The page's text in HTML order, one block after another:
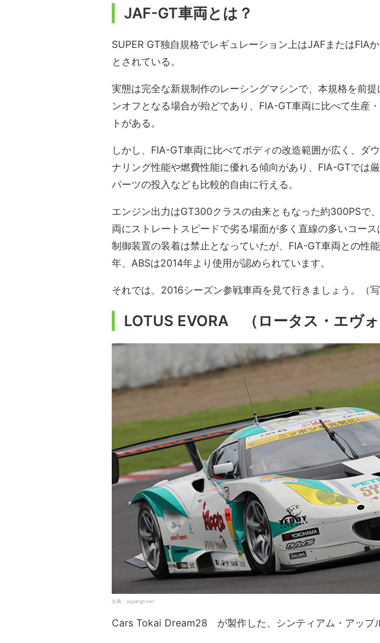
JAF-GT車両とは？
SUPER GT独自規格でレギュレーション上はJAFまたはFIA
とされている。
実態は完全な新規制作のレーシングマシンで、本規格を前
ンオフとなる場合が殆どであり、FIA-GT車両に比べて生産
トがある。
しかし、FIA-GT車両に比べてボディの改造範囲が広く、ダ
ナリング性能や燃費性能に優れる傾向があり、FIA-GTでは
パーツの投入なども比較的自由に行える。
エンジン出力はGT300クラスの由来ともなった約300PSで
両にストレートスピードで劣る場面が多く直線の多いコー
制御装置の装着は禁止となっていたが、FIA-GT車両との性
年、ABSは2014年より使用が認められています。
それでは、2016シーズン参戦車両を見て行きましょう。（
LOTUS EVORA （ロータス・エヴォ
出典：supergt.net
Cars Tokai Dream28 が製作した、シンティアム・アップ